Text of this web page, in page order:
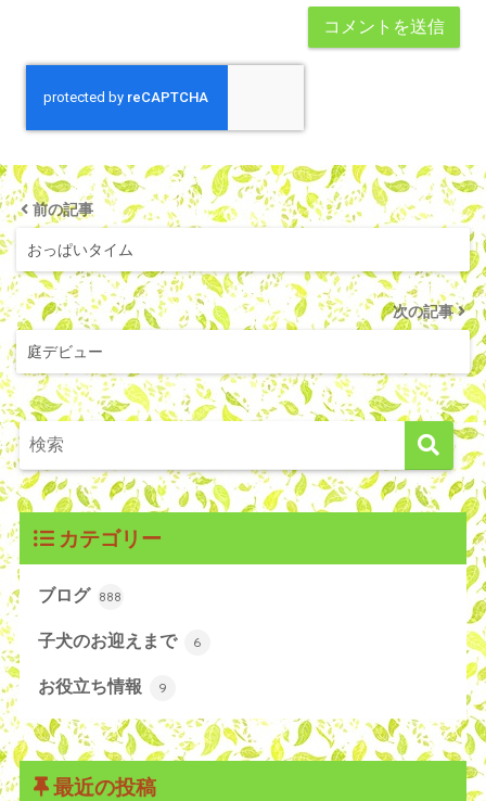
前の記事
おっぱいタイム
次の記事
庭デビュー
カテゴリー
ブログ 888
子犬のお迎えまで 6
お役立ち情報 9
最近の投稿